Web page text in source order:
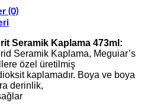
(0)
Seramik Kaplama 473ml:
Seramik Kaplama, Meguiar’s
özel üretilmiş
kaplamadır. Boya ve boya
derinlik,